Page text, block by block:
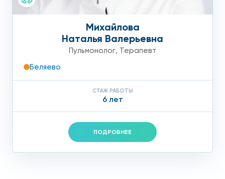
Михайлова
Наталья Валерьевна
Пульмонолог, Терапевт
Беляево
СТАЖ РАБОТЫ
6 лет
ПОДРОБНЕЕ